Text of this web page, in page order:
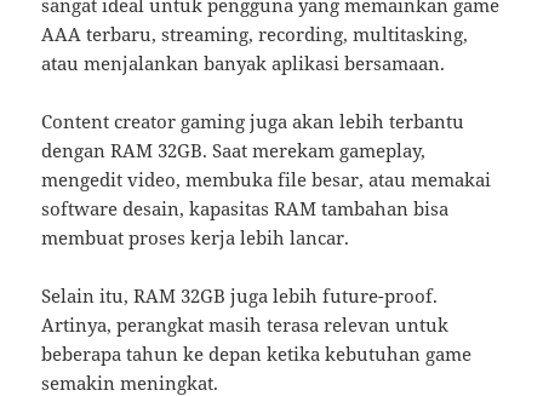
AAA terbaru, streaming, recording, multitasking,
atau menjalankan banyak aplikasi bersamaan.
Content creator gaming juga akan lebih terbantu
dengan RAM 32GB. Saat merekam gameplay,
mengedit video, membuka file besar, atau memakai
software desain, kapasitas RAM tambahan bisa
membuat proses kerja lebih lancar.
Selain itu, RAM 32GB juga lebih future-proof.
Artinya, perangkat masih terasa relevan untuk
beberapa tahun ke depan ketika kebutuhan game
semakin meningkat.